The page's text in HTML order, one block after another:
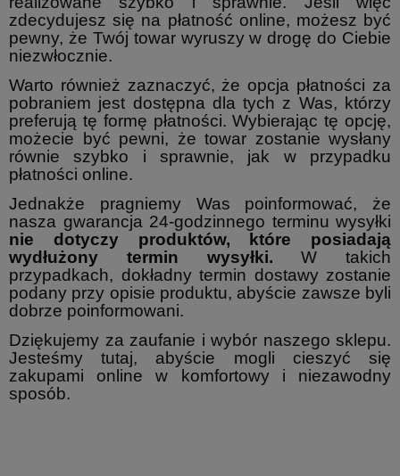
zdecydujesz się na płatność online, możesz być
pewny, że Twój towar wyruszy w drogę do Ciebie
niezwłocznie.
Warto również zaznaczyć, że opcja płatności za
pobraniem jest dostępna dla tych z Was, którzy
preferują tę formę płatności. Wybierając tę opcję,
możecie być pewni, że towar zostanie wysłany
równie szybko i sprawnie, jak w przypadku
płatności online.
Jednakże pragniemy Was poinformować, że
nasza gwarancja 24-godzinnego terminu wysyłki
nie dotyczy produktów, które posiadają
wydłużony termin wysyłki. W takich
przypadkach, dokładny termin dostawy zostanie
podany przy opisie produktu, abyście zawsze byli
dobrze poinformowani.
Dziękujemy za zaufanie i wybór naszego sklepu.
Jesteśmy tutaj, abyście mogli cieszyć się
zakupami online w komfortowy i niezawodny
sposób.